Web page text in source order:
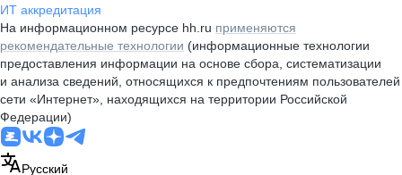
ИТ аккредитация
На информационном ресурсе hh.ru применяются
рекомендательные технологии (информационные технологии
предоставления информации на основе сбора, систематизации
и анализа сведений, относящихся к предпочтениям пользователей
сети «Интернет», находящихся на территории Российской
Федерации)
Русский